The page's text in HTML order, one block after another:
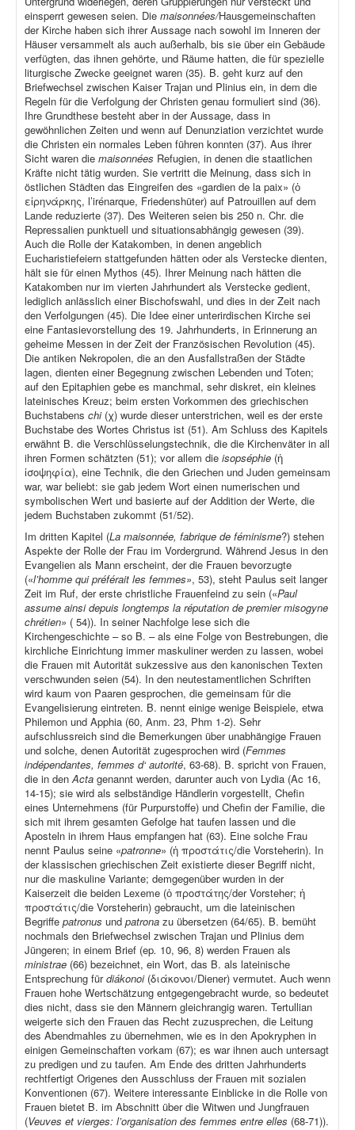
einsperrt gewesen seien. Die maisonnées/Hausgemeinschaften
der Kirche haben sich ihrer Aussage nach sowohl im Inneren der
Häuser versammelt als auch außerhalb, bis sie über ein Gebäude
verfügten, das ihnen gehörte, und Räume hatten, die für spezielle
liturgische Zwecke geeignet waren (35). B. geht kurz auf den
Briefwechsel zwischen Kaiser Trajan und Plinius ein, in dem die
Regeln für die Verfolgung der Christen genau formuliert sind (36).
Ihre Grundthese besteht aber in der Aussage, dass in
gewöhnlichen Zeiten und wenn auf Denunziation verzichtet wurde
die Christen ein normales Leben führen konnten (37). Aus ihrer
Sicht waren die maisonnées Refugien, in denen die staatlichen
Kräfte nicht tätig wurden. Sie vertritt die Meinung, dass sich in
östlichen Städten das Eingreifen des «gardien de la paix» (ὁ
εἰρηνάρκης, l’irénarque, Friedenshüter) auf Patrouillen auf dem
Lande reduzierte (37). Des Weiteren seien bis 250 n. Chr. die
Repressalien punktuell und situationsabhängig gewesen (39).
Auch die Rolle der Katakomben, in denen angeblich
Eucharistiefeiern stattgefunden hätten oder als Verstecke dienten,
hält sie für einen Mythos (45). Ihrer Meinung nach hätten die
Katakomben nur im vierten Jahrhundert als Verstecke gedient,
lediglich anlässlich einer Bischofswahl, und dies in der Zeit nach
den Verfolgungen (45). Die Idee einer unterirdischen Kirche sei
eine Fantasievorstellung des 19. Jahrhunderts, in Erinnerung an
geheime Messen in der Zeit der Französischen Revolution (45).
Die antiken Nekropolen, die an den Ausfallstraßen der Städte
lagen, dienten einer Begegnung zwischen Lebenden und Toten;
auf den Epitaphien gebe es manchmal, sehr diskret, ein kleines
lateinisches Kreuz; beim ersten Vorkommen des griechischen
Buchstabens chi (χ) wurde dieser unterstrichen, weil es der erste
Buchstabe des Wortes Christus ist (51). Am Schluss des Kapitels
erwähnt B. die Verschlüsselungstechnik, die die Kirchenväter in all
ihren Formen schätzten (51); vor allem die isopséphie (ἡ
ἰσοψηφία), eine Technik, die den Griechen und Juden gemeinsam
war, war beliebt: sie gab jedem Wort einen numerischen und
symbolischen Wert und basierte auf der Addition der Werte, die
jedem Buchstaben zukommt (51/52).
Im dritten Kapitel (La maisonnée, fabrique de féminisme?) stehen
Aspekte der Rolle der Frau im Vordergrund. Während Jesus in den
Evangelien als Mann erscheint, der die Frauen bevorzugte
(«l’homme qui préférait les femmes», 53), steht Paulus seit langer
Zeit im Ruf, der erste christliche Frauenfeind zu sein («Paul
assume ainsi depuis longtemps la réputation de premier misogyne
chrétien» ( 54)). In seiner Nachfolge lese sich die
Kirchengeschichte – so B. – als eine Folge von Bestrebungen, die
kirchliche Einrichtung immer maskuliner werden zu lassen, wobei
die Frauen mit Autorität sukzessive aus den kanonischen Texten
verschwunden seien (54). In den neutestamentlichen Schriften
wird kaum von Paaren gesprochen, die gemeinsam für die
Evangelisierung eintreten. B. nennt einige wenige Beispiele, etwa
Philemon und Apphia (60, Anm. 23, Phm 1-2). Sehr
aufschlussreich sind die Bemerkungen über unabhängige Frauen
und solche, denen Autorität zugesprochen wird (Femmes
indépendantes, femmes d‘ autorité, 63-68). B. spricht von Frauen,
die in denActa genannt werden, darunter auch von Lydia (Ac 16,
14-15); sie wird als selbständige Händlerin vorgestellt, Chefin
eines Unternehmens (für Purpurstoffe) und Chefin der Familie, die
sich mit ihrem gesamten Gefolge hat taufen lassen und die
Aposteln in ihrem Haus empfangen hat (63). Eine solche Frau
nennt Paulus seine «patronne» (ἡ προστάτις/die Vorsteherin). In
der klassischen griechischen Zeit existierte dieser Begriff nicht,
nur die maskuline Variante; demgegenüber wurden in der
Kaiserzeit die beiden Lexeme (ὁ προστάτης/der Vorsteher; ἡ
προστάτις/die Vorsteherin) gebraucht, um die lateinischen
Begriffe patronus und patrona zu übersetzen (64/65). B. bemüht
nochmals den Briefwechsel zwischen Trajan und Plinius dem
Jüngeren; in einem Brief (ep. 10, 96, 8) werden Frauen als
ministrae (66) bezeichnet, ein Wort, das B. als lateinische
Entsprechung fürdiákonoi (διάκονοι/Diener) vermutet. Auch wenn
Frauen hohe Wertschätzung entgegengebracht wurde, so bedeutet
dies nicht, dass sie den Männern gleichrangig waren. Tertullian
weigerte sich den Frauen das Recht zuzusprechen, die Leitung
des Abendmahles zu übernehmen, wie es in den Apokryphen in
einigen Gemeinschaften vorkam (67); es war ihnen auch untersagt
zu predigen und zu taufen. Am Ende des dritten Jahrhunderts
rechtfertigt Origenes den Ausschluss der Frauen mit sozialen
Konventionen (67). Weitere interessante Einblicke in die Rolle von
Frauen bietet B. im Abschnitt über die Witwen und Jungfrauen
(Veuves et vierges: l’organisation des femmes entre elles (68-71)).